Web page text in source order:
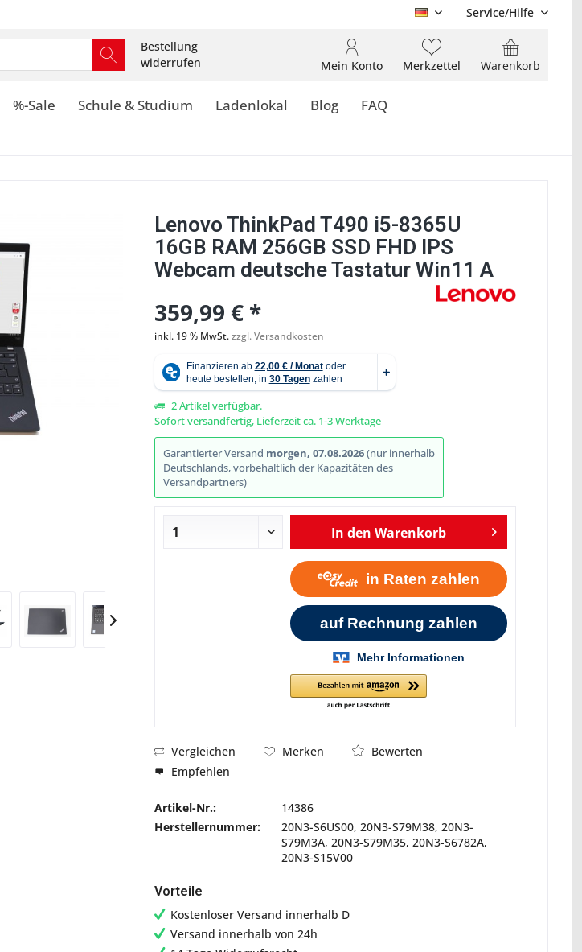
DE Service/Hilfe
Bestellung
widerrufen
Warenkorb
Merkzettel
Mein Konto
%-Sale Schule & Studium Ladenlokal Blog FAQ
Abbildung ähnlich
Lenovo ThinkPad T490 i5-8365U
16GB RAM 256GB SSD FHD IPS
Webcam deutsche Tastatur Win11 A
359,99 € *
inkl. 19 % MwSt.zzgl. Versandkosten
2 Artikel verfügbar.
Sofort versandfertig, Lieferzeit ca. 1-3 Werktage
Garantierter Versand morgen, 07.08.2026(nur innerhalb
Deutschlands, vorbehaltlich der Kapazitäten des
Versandpartners)
In den Warenkorb
Vergleichen Merken
Bewerten
Empfehlen
Artikel-Nr.:
14386
Herstellernummer:
20N3-S6US00, 20N3-S79M38, 20N3-
S79M3A, 20N3-S79M35, 20N3-S6782A,
20N3-S15V00
Vorteile
Kostenloser Versand innerhalb D
Versand innerhalb von 24h